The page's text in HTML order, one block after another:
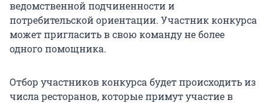
ведомственной подчиненности и
потребительской ориентации. Участник конкурса
может пригласить в свою команду не более
одного помощника.
Отбор участников конкурса будет происходить из
числа ресторанов, которые примут участие в